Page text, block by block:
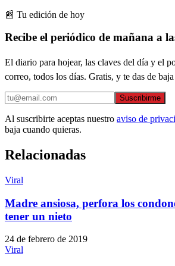
📰 Tu edición de hoy
Recibe el periódico de mañana a
El diario para hojear, las claves del día y el
correo, todos los días. Gratis, y te das de
Suscribirme
Al suscribirte aceptas nuestro aviso de
baja cuando quieras.
Relacionadas
Viral
Madre ansiosa, perfora los
tener un nieto
24 de febrero de 2019
Viral